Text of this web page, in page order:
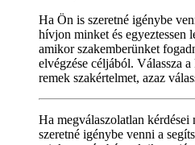
Ha Ön is szeretné igénybe
hívjon minket és egyeztessen
amikor szakemberünket
elvégzése céljából. Válassza
remek szakértelmet, azaz
Ha megválaszolatlan
szeretné igénybe venni a